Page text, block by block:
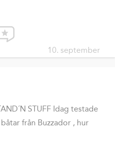
10. september
STUFF Idag testade
från Buzzador , hur